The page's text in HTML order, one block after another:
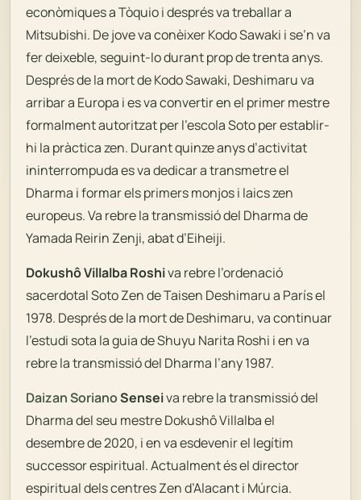
econòmiques a Tòquio i després va treballar a
Mitsubishi. De jove va conèixer Kodo Sawaki i se’n va
fer deixeble, seguint-lo durant prop de trenta anys.
Després de la mort de Kodo Sawaki, Deshimaru va
arribar a Europa i es va convertir en el primer mestre
formalment autoritzat per l’escola Soto per establir-
hi la pràctica zen. Durant quinze anys d’activitat
ininterrompuda es va dedicar a transmetre el
Dharma i formar els primers monjos i laics zen
europeus. Va rebre la transmissió del Dharma de
Yamada Reirin Zenji, abat d’Eiheiji.
Dokushô Villalba Roshiva rebre l’ordenació
sacerdotal Soto Zen de Taisen Deshimaru a París el
1978. Després de la mort de Deshimaru, va continuar
l’estudi sota la guia de Shuyu Narita Roshi i en va
rebre la transmissió del Dharma l’any 1987.
Daizan SorianoSenseiva rebre la transmissió del
Dharma del seu mestre Dokushô Villalba el
desembre de 2020, i en va esdevenir el legítim
successor espiritual. Actualment és el director
espiritual dels centres Zen d’Alacant i Múrcia.